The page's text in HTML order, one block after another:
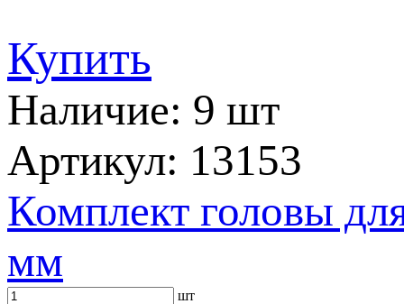
Купить
Наличие: 9 шт
Артикул: 13153
Комплект головы
мм
шт